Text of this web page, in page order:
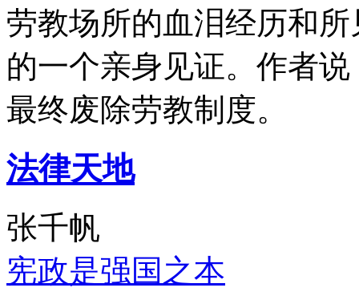
劳教场所的血泪经历和
的一个亲身见证。作者
最终废除劳教制度。
法律天地
张千帆
宪政是强国之本